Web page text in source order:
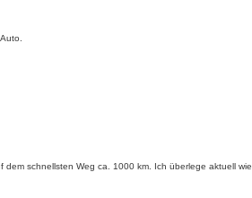
schnellsten Weg ca. 1000 km. Ich überlege aktuell